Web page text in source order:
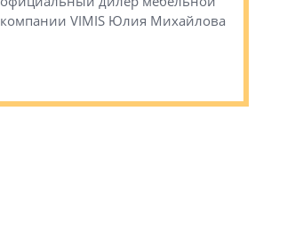
компании VIMIS Юлия Михайлова